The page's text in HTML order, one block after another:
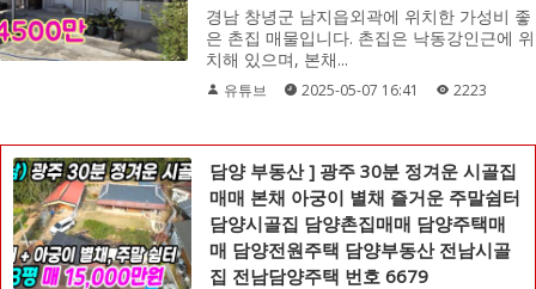
경남 창녕군 남지읍외곽에 위치한 가성비 좋
은 촌집 매물입니다. 촌집은 낙동강인근에 위
치해 있으며, 본채...
유튜브 2025-05-07 16:41 2223
담양 부동산 ] 광주 30분 정겨운 시골집
매매 본채 아궁이 별채 즐거운 주말쉼터
담양시골집 담양촌집매매 담양주택매
매 담양전원주택 담양부동산 전남시골
집 전남담양주택 번호 6679